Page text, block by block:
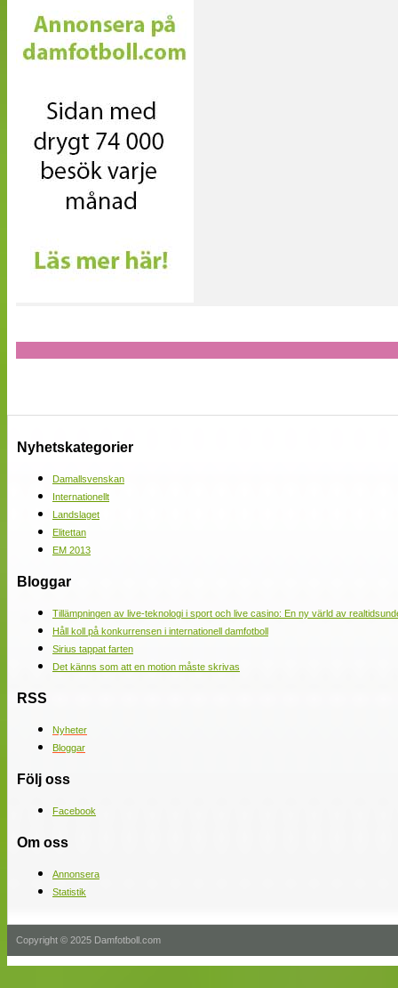
Nyhetskategorier
Damallsvenskan
Internationellt
Landslaget
Elitettan
EM 2013
Bloggar
Tillämpningen av live-teknologi i sport och live casino: En ny värld av
Håll koll på konkurrensen i internationell damfotboll
Sirius tappat farten
Det känns som att en motion måste skrivas
RSS
Nyheter
Bloggar
Följ oss
Facebook
Om oss
Annonsera
Statistik
Copyright © 2025 Damfotboll.com